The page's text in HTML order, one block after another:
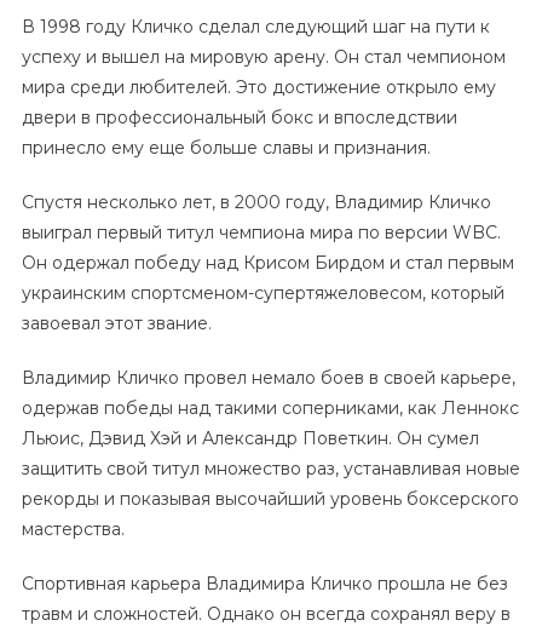
В 1998 году Кличко сделал следующий шаг на пути к
успеху и вышел на мировую арену. Он стал чемпионом
мира среди любителей. Это достижение открыло ему
двери в профессиональный бокс и впоследствии
принесло ему еще больше славы и признания.
Спустя несколько лет, в 2000 году, Владимир Кличко
выиграл первый титул чемпиона мира по версии WBC.
Он одержал победу над Крисом Бирдом и стал первым
украинским спортсменом-супертяжеловесом, который
завоевал этот звание.
Владимир Кличко провел немало боев в своей карьере,
одержав победы над такими соперниками, как Леннокс
Льюис, Дэвид Хэй и Александр Поветкин. Он сумел
защитить свой титул множество раз, устанавливая новые
рекорды и показывая высочайший уровень боксерского
мастерства.
Спортивная карьера Владимира Кличко прошла не без
травм и сложностей. Однако он всегда сохранял веру в